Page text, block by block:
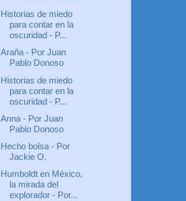
Historias de miedo
para contar en la
oscuridad - P...
Araña - Por Juan
Pablo Donoso
Historias de miedo
para contar en la
oscuridad - P...
Anna - Por Juan
Pablo Donoso
Hecho bolsa - Por
Jackie O.
Humboldt en México,
la mirada del
explorador - Por...